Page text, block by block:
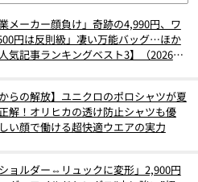
メーカー顔負け」奇跡の4,990円、ワ
円は反則級」凄い万能バッグ…ほか
気記事ランキングベスト3】（2026年
らの解放】ユニクロのポロシャツが夏
解！オリヒカの透け防止シャツも優
い顔で働ける超快適ウエアの実力
ョルダー⇔リュックに変形」2,900円